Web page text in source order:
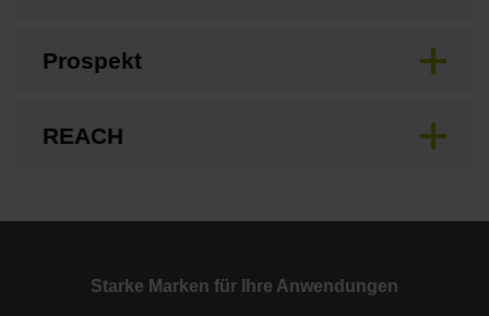
Prospekt
REACH
Starke Marken für Ihre Anwendungen